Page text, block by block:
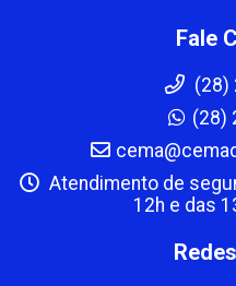
Fale
(28)
(28)
Atendimento de
12h e das